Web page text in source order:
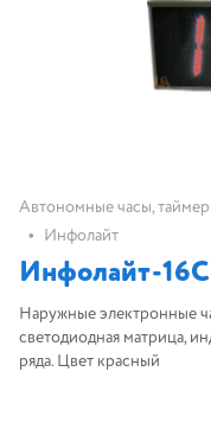
Автономные часы,
• Инфолайт
Инфолайт-16С
Наружные электронные
светодиодная матрица,
ряда. Цвет красный